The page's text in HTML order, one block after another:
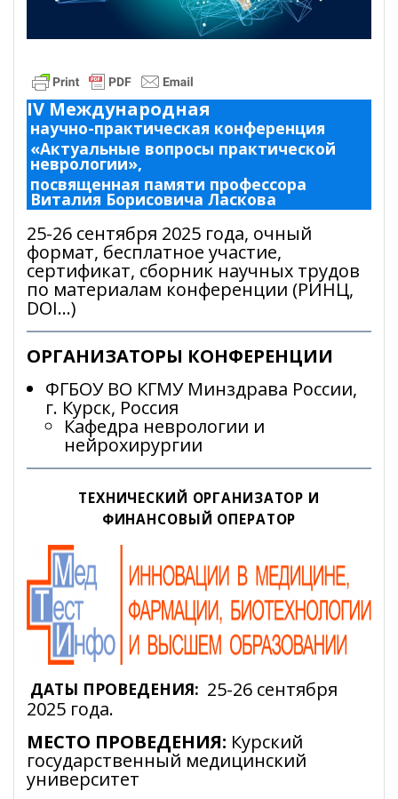
IV Международная
научно-практическая конференция
«Актуальные вопросы практической
неврологии»,
посвященная памяти профессора
Виталия Борисовича Ласкова
25-26 сентября 2025 года, очный
формат, бесплатное участие,
сертификат, сборник научных трудов
по материалам конференции (РИНЦ,
DOI…)
ОРГАНИЗАТОРЫ КОНФЕРЕНЦИИ
ФГБОУ ВО КГМУ Минздрава России,
г. Курск, Россия
Кафедра неврологии и
нейрохирургии
ТЕХНИЧЕСКИЙ ОРГАНИЗАТОР И
ФИНАНСОВЫЙ ОПЕРАТОР
ДАТЫ ПРОВЕДЕНИЯ: 25-26 сентября
2025 года.
МЕСТО ПРОВЕДЕНИЯ: Курский
государственный медицинский
университет